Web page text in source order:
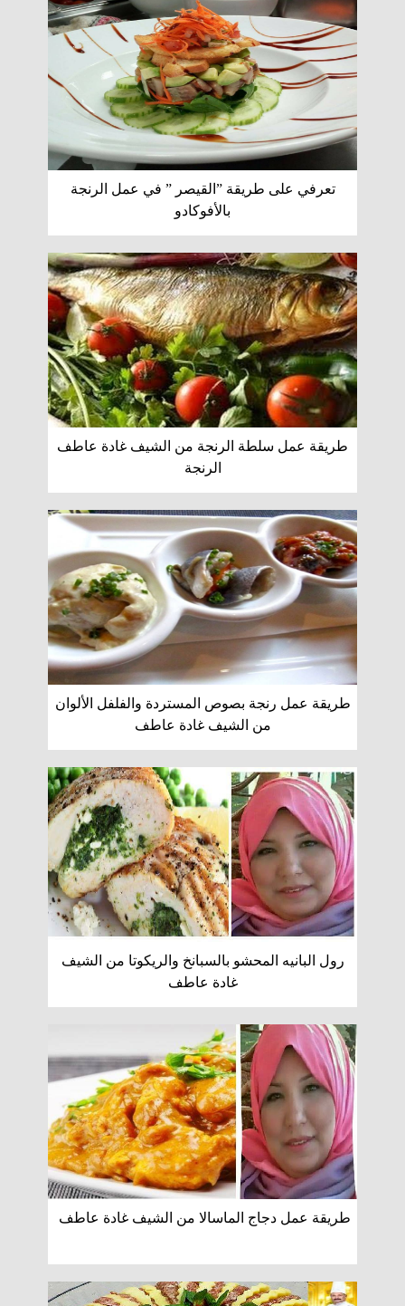
تعرفي على طريقة ”القيصر ” في عمل الرنجة
بالأفوكادو
طريقة عمل سلطة الرنجة من الشيف غادة عاطف
الرنجة
طريقة عمل رنجة بصوص المستردة والفلفل الألوان
من الشيف غادة عاطف
رول البانيه المحشو بالسبانخ والريكوتا من الشيف
غادة عاطف
طريقة عمل دجاج الماسالا من الشيف غادة عاطف